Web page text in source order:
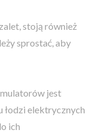
stoją również
sprostać, aby
jest
łodzi elektrycznych
ich